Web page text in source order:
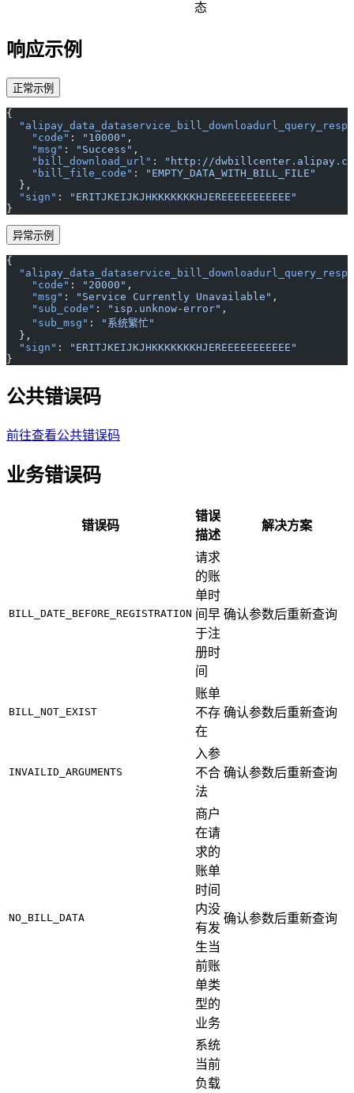
态
响应示例
正常示例
{
    "code"
: "10000" ,
    "msg"
: "Success" ,
    "bill_download_url"
:
"http://dwbillcenter.alipay.com/
    "bill_file_code"
:
"EMPTY_DATA_WITH_BILL_FILE"
  },
  "sign"
:
"ERITJKEIJKJHKKKKKKKHJEREEEEEEEEEEE"
}
异常示例
{
    "code"
: "20000" ,
    "msg"
: "Service Currently Unavailable" ,
    "sub_code"
: "isp.unknow-error" ,
    "sub_msg"
:
"系统繁忙"
  },
  "sign"
:
"ERITJKEIJKJHKKKKKKKHJEREEEEEEEEEEE"
}
公共错误码
前往查看公共错误码
业务错误码
错误码
错误
描述
解决方案
BILL_DATE_BEFORE_REGISTRATION
请求
的账
单时
间早
于注
册时
间
确认参数后重新查询
BILL_NOT_EXIST
账单
不存
在
确认参数后重新查询
INVAILID_ARGUMENTS
入参
不合
法
确认参数后重新查询
NO_BILL_DATA
商户
在请
求的
账单
时间
内没
有发
生当
前账
单类
型的
业务
确认参数后重新查询
系统
当前
负载